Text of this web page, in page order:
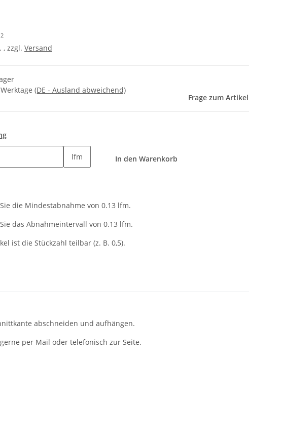
2
, zzgl. Versand
(DE - Ausland abweichend)
Frage zum Artikel
lfm In den Warenkorb
die Mindestabnahme von 0.13 lfm.
das Abnahmeintervall von 0.13 lfm.
ist die Stückzahl teilbar (z. B. 0,5).
abschneiden und aufhängen.
per Mail oder telefonisch zur Seite.